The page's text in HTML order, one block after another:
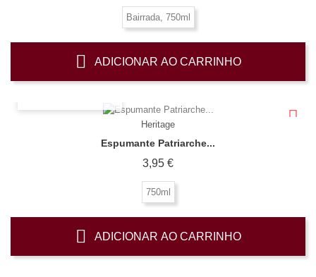
Bairrada, 750ml
ADICIONAR AO CARRINHO
Heritage
Espumante Patriarche...
3,95 €Preço
750ml
ADICIONAR AO CARRINHO